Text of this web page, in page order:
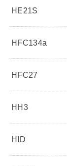
HE21S
HFC134a
HFC27
HH3
HID